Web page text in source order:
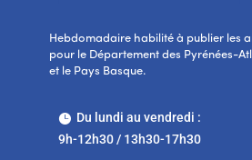
Hebdomadaire habilité à publier les
pour le Département des Pyrénées-
et le Pays Basque.
Du lundi au vendredi :
9h-12h30 / 13h30-17h30